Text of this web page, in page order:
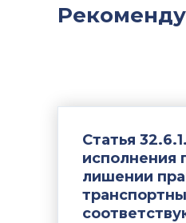
Статья
исполнения
лишении